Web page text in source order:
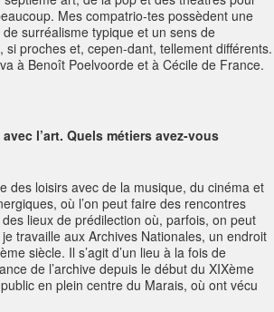
Mes compatrio-tes possèdent une
surréalisme typique et un sens de
si proches et, cepen-dant, tellement différents.
à Benoît Poelvoorde et à Cécile de France.
l’art. Quels métiers avez-vous
des loisirs avec de la musique, du cinéma et
où l’on peut faire des rencontres
lieux de prédilection où, parfois, on peut
travaille aux Archives Nationales, un endroit
siècle. Il s’agit d’un lieu à la fois de
de l’archive depuis le début du XIXème
en plein centre du Marais, où ont vécu